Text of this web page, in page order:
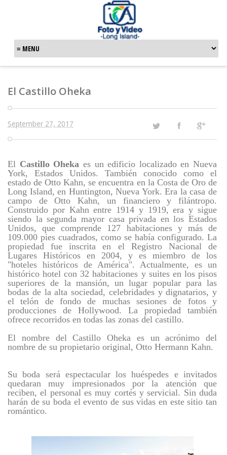
El Castillo Oheka
September 27, 2017
El Castillo Oheka es un edificio localizado en Nueva
York, Estados Unidos. También conocido como el
estado de Otto Kahn, se encuentra en la Costa de Oro de
Long Island, en Huntington, Nueva York. Era la casa de
campo de Otto Kahn, un financiero y filántropo.
Construido por Kahn entre 1914 y 1919, era y sigue
siendo la segunda mayor casa privada en los Estados
Unidos, que comprende 127 habitaciones y más de
109.000 pies cuadrados, como se había configurado. La
propiedad fue inscrita en el Registro Nacional de
Lugares Históricos en 2004, y es miembro de los
"hoteles históricos de América". Actualmente, es un
histórico hotel con 32 habitaciones y suites en los pisos
superiores de la mansión, un lugar popular para las
bodas de la alta sociedad, celebridades y dignatarios, y
el telón de fondo de muchas sesiones de fotos y
producciones de Hollywood. La propiedad también
ofrece recorridos en todas las zonas del castillo.
El nombre del Castillo Oheka es un acrónimo del
nombre de su propietario original, Otto Hermann Kahn.
Su boda será espectacular los huéspedes e invitados
quedaran muy impresionados por la atención que
reciben, el personal es muy cortés y servicial. Sin duda
harán de su boda el evento de sus vidas en este sitio tan
romántico.